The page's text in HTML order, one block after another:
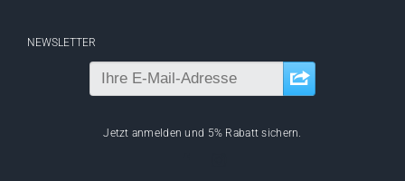
NEWSLETTER
Jetzt anmelden und 5% Rabatt sichern.